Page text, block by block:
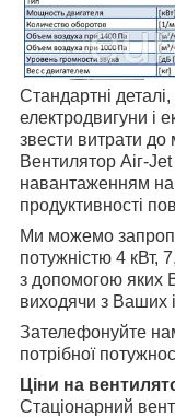
Стандартні
електродвигуни і
звести витрати до
Вентилятор Аіг-
навантаженням
продуктивності
Ми можемо
потужністю 4 кВт,
з допомогою яких
виходячи з Ваших
Зателефонуйте
потрібної
Ціни на
Стаціонарний